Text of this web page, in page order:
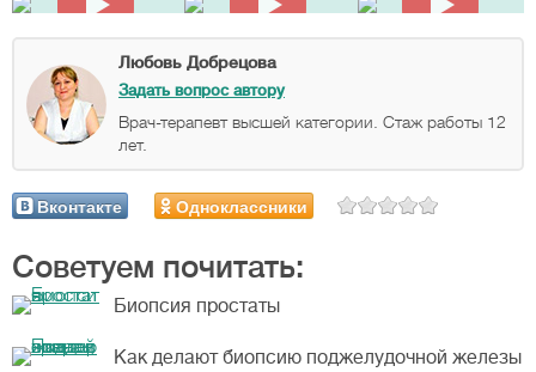
Любовь Добрецова
Задать вопрос автору
Врач-терапевт высшей категории. Стаж работы 12
лет.
Вконтакте Одноклассники
Советуем почитать:
Биопсия простаты
Как делают биопсию поджелудочной железы